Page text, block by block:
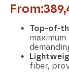
From:
Original
price
was:
649,00 €.
Current
price
389,40 €.
Top-of-
fiber,